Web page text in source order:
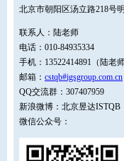
北京市朝阳区汤立路218号
联系人：陆老师
电话：010-84935334
手机：13522414891（陆老师
邮箱： cstqb#igsgroup.com.cn
QQ交流群：307407959
新浪微博：北京昱达ISTQB
微信公众号：